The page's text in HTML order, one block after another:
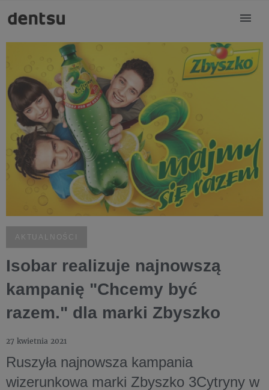
AKTUALNOŚCI
Isobar realizuje najnowszą
kampanię "Chcemy być
razem." dla marki Zbyszko
27 kwietnia 2021
Ruszyła najnowsza kampania
wizerunkowa marki Zbyszko 3Cytryny w